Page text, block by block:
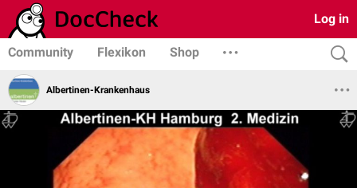
Log in
Community Flexikon Shop
Albertinen-Krankenhaus